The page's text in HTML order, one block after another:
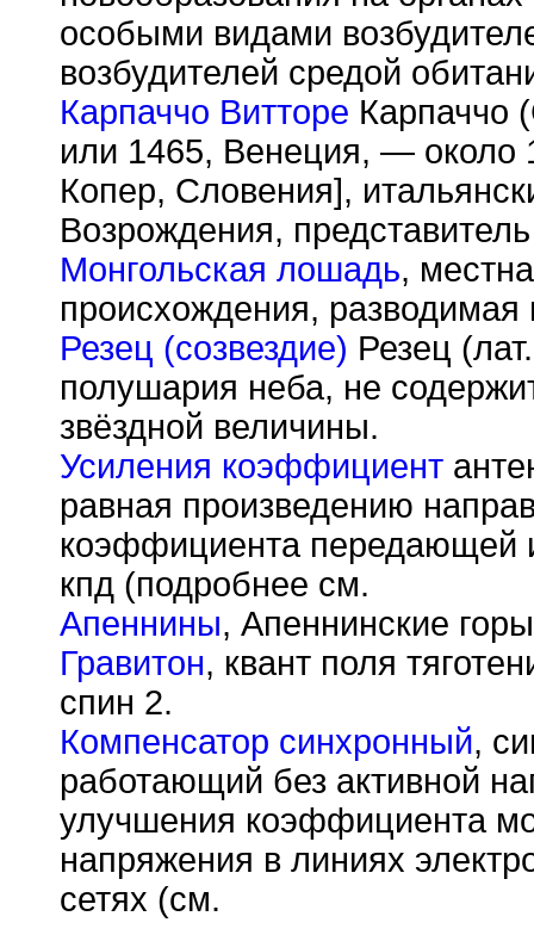
особыми видами
возбудителей средой
Карпаччо Витторе Карпаччо
или 1465, Венеция, — около
Копер, Словения],
Возрождения,
Монгольская лошадь,
происхождения,
Резец (созвездие) Резец
полушария неба, не
звёздной величины.
Усиления коэффициент
равная произведению
коэффициента передающей
кпд (подробнее см.
Апеннины, Апеннинские
Гравитон, квант поля
спин 2.
Компенсатор синхронный,
работающий без активной
улучшения коэффициента
напряжения в линиях
сетях (см.